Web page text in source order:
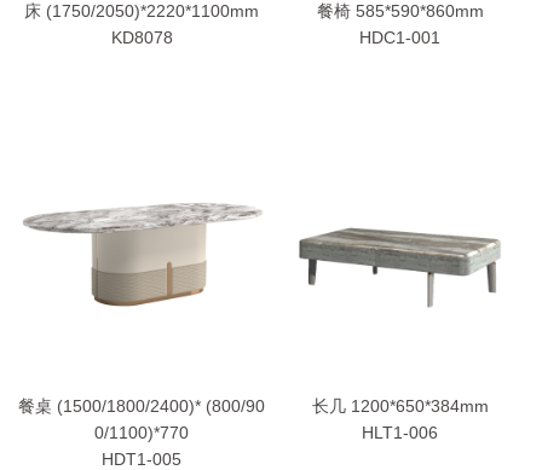
床 (1750/2050)*2220*1100mm
KD8078
餐椅 585*590*860mm
HDC1-001
餐桌 (1500/1800/2400)* (800/90
0/1100)*770
HDT1-005
长几 1200*650*384mm
HLT1-006